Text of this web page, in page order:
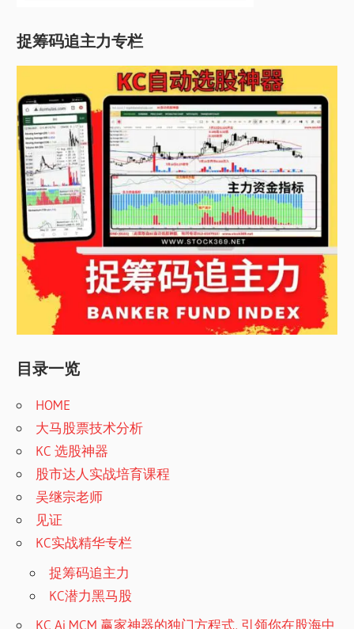
捉筹码追主力专栏
目录一览
HOME
大马股票技术分析
KC 选股神器
股市达人实战培育课程
吴继宗老师
见证
KC实战精华专栏
捉筹码追主力
KC潜力黑马股
KC Ai MCM 赢家神器的独门方程式, 引领你在股海中